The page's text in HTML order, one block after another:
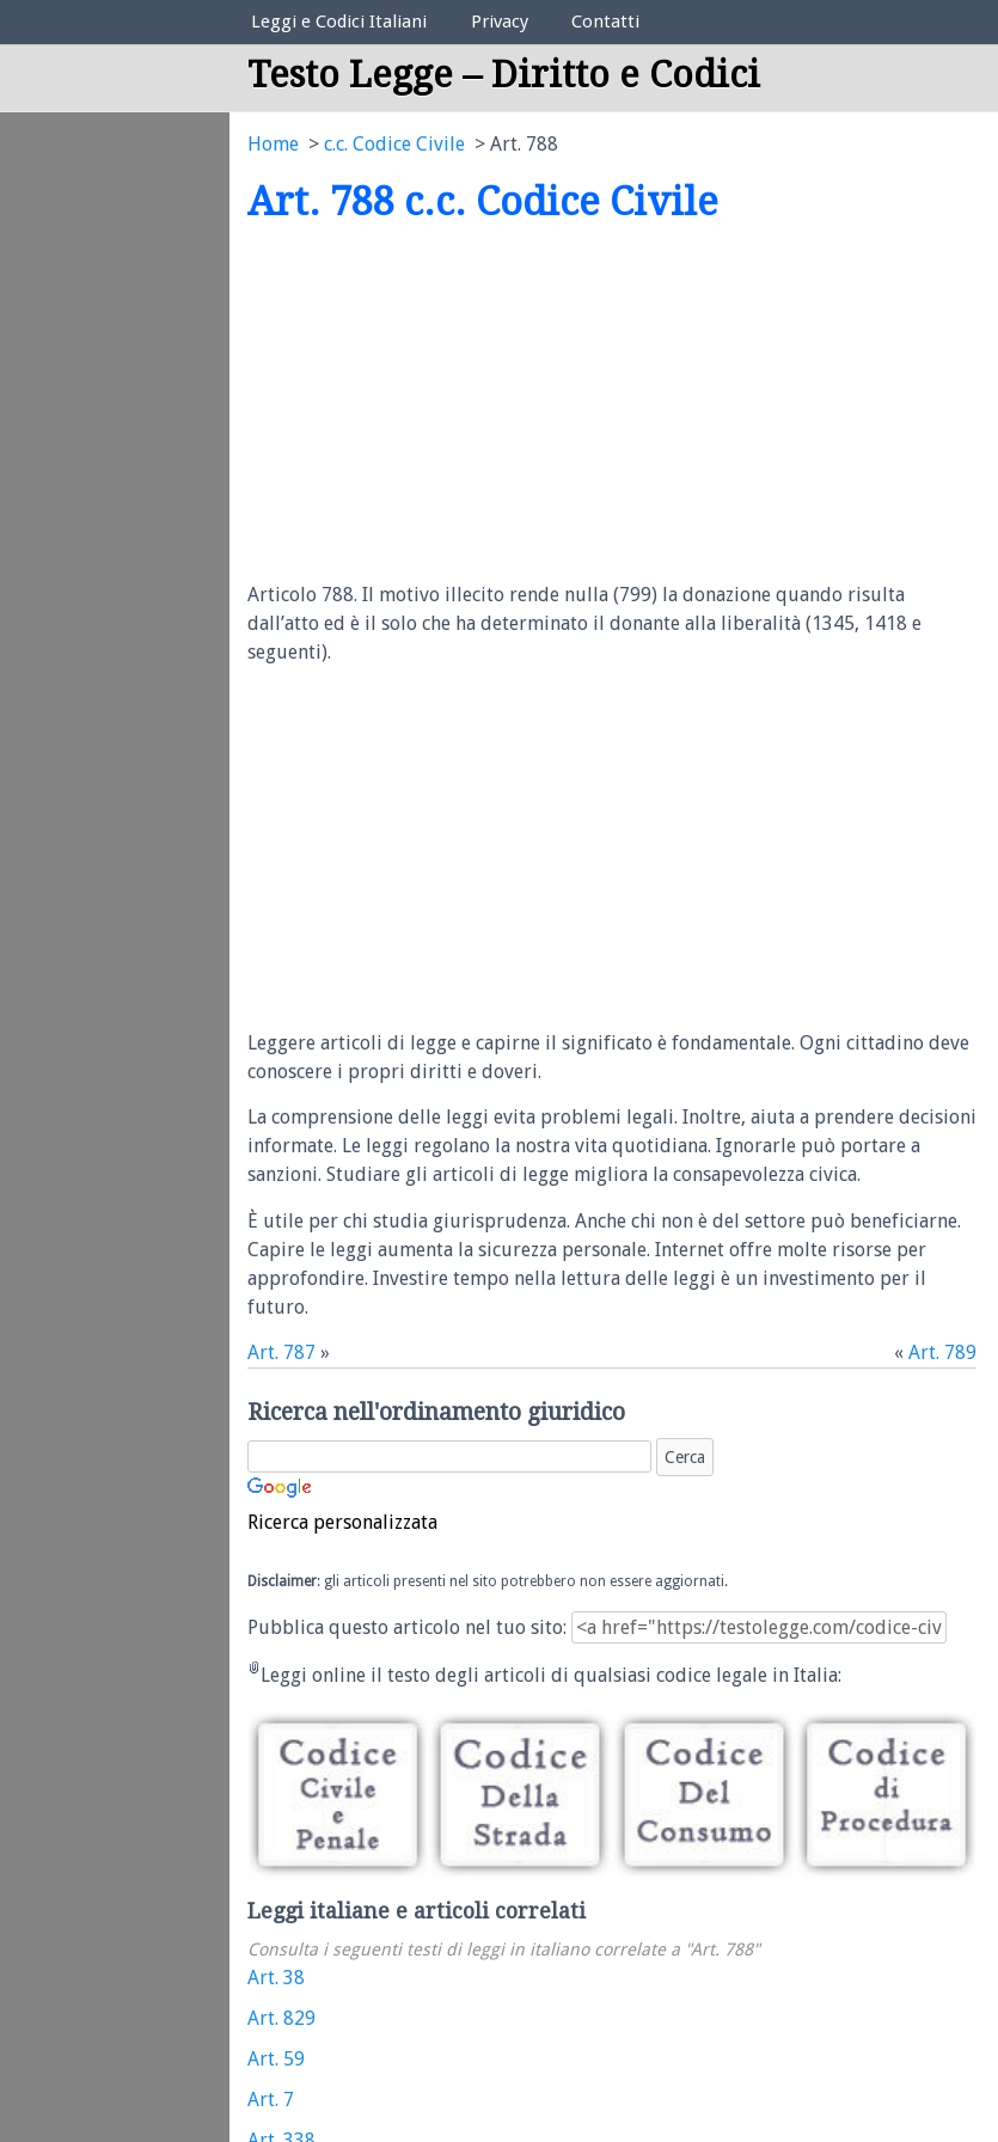
Elenco Codici Legali
Leggi e Codici Italiani Privacy Contatti
Testo Legge – Diritto e Codici
Home c.c. Codice Civile Art. 788
Art. 788 c.c. Codice Civile
Articolo 788. Il motivo illecito rende nulla (799) la donazione quando risulta
dall’atto ed è il solo che ha determinato il donante alla liberalità (1345, 1418 e
seguenti).
Leggere articoli di legge e capirne il significato è fondamentale. Ogni cittadino deve
conoscere i propri diritti e doveri.
La comprensione delle leggi evita problemi legali. Inoltre, aiuta a prendere decisioni
informate. Le leggi regolano la nostra vita quotidiana. Ignorarle può portare a
sanzioni. Studiare gli articoli di legge migliora la consapevolezza civica.
È utile per chi studia giurisprudenza. Anche chi non è del settore può beneficiarne.
Capire le leggi aumenta la sicurezza personale. Internet offre molte risorse per
approfondire. Investire tempo nella lettura delle leggi è un investimento per il
futuro.
Art. 787 » « Art. 789
Ricerca nell'ordinamento giuridico
Ricerca personalizzata
Disclaimer: gli articoli presenti nel sito potrebbero non essere aggiornati.
Pubblica questo articolo nel tuo sito:
Leggi online il testo degli articoli di qualsiasi codice legale in Italia:
Leggi italiane e articoli correlati
Consulta i seguenti testi di leggi in italiano correlate a "Art. 788"
Art. 38
Art. 829
Art. 59
Art. 7